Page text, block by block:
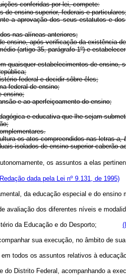
conferidas por lei, compete:
de ensino superior, federais e
a aprovação dos seus estatutos e
nas alíneas anteriores;
após verificação da existência de
35, parágrafo 1º) e estabelecer
estabelecimentos de ensino,
federal e decidir sôbre êles;
federal de ensino;
e ao aperfeiçoamento do ensino;
e educativa que lhe sejam
os atos compreendidos nas letrasa,
isolados de ensino superior
autonomamente, os assuntos a elas
dada pela Lei nº 9.131, de 1995)
da educação especial e do
avaliação dos diferentes níveis e
da Educação e do Desporto;
sua execução, no âmbito
todos os assuntos relativos à
Distrito Federal, acompanhando a